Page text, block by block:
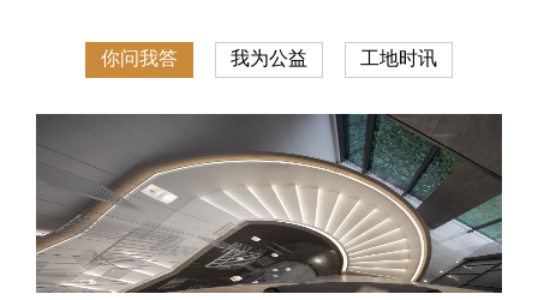
你问我答 我为公益 工地时讯